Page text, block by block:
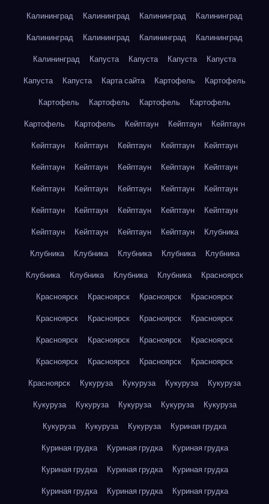
Калининград
Калининград Калининград
Калининград
Калининград
Калининград Калининград
Калининград
Калининград
Капуста Капуста Капуста
Капуста
Капуста
Капуста Карта сайта Картофель
Картофель
Картофель
Картофель Картофель
Картофель
Картофель
Картофель Кейптаун Кейптаун
Кейптаун
Кейптаун
Кейптаун Кейптаун Кейптаун
Кейптаун
Кейптаун
Кейптаун Кейптаун Кейптаун
Кейптаун
Кейптаун
Кейптаун Кейптаун Кейптаун
Кейптаун
Кейптаун
Кейптаун Кейптаун Кейптаун
Кейптаун
Кейптаун
Кейптаун Кейптаун Кейптаун
Клубника
Клубника
Клубника Клубника Клубника
Клубника
Клубника
Клубника Клубника Клубника
Красноярск
Красноярск
Красноярск Красноярск
Красноярск
Красноярск
Красноярск Красноярск
Красноярск
Красноярск
Красноярск Красноярск
Красноярск
Красноярск
Красноярск Красноярск
Красноярск
Красноярск
Кукуруза Кукуруза Кукуруза
Кукуруза
Кукуруза
Кукуруза Кукуруза Кукуруза
Кукуруза
Кукуруза
Кукуруза Кукуруза
Куриная грудка
Куриная грудка
Куриная грудка
Куриная грудка
Куриная грудка
Куриная грудка
Куриная грудка
Куриная грудка
Куриная грудка
Куриная грудка